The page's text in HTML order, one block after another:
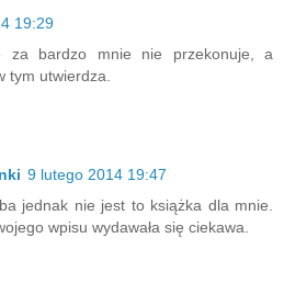
19:29
za bardzo mnie nie przekonuje, a
tym utwierdza.
9 lutego 2014 19:47
jednak nie jest to książka dla mnie.
wpisu wydawała się ciekawa.